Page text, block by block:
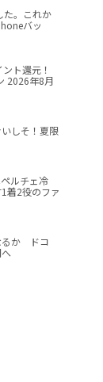
た。これか
バッ
ト還元！
2026年8月
いしそ！夏限
ルチェ冷
着2役のファ
るか ドコ